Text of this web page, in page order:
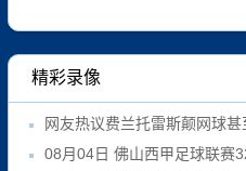
精彩录像
网友热议费兰托雷斯颠网球甚
08月04日 佛山西甲足球联赛32强淘